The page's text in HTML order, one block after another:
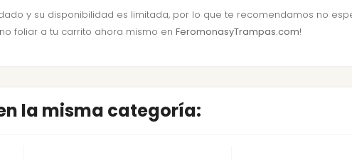
y su disponibilidad es limitada, por lo que te recomendamos no
foliar a tu carrito ahora mismo en FeromonasyTrampas.com!
la misma categoría: